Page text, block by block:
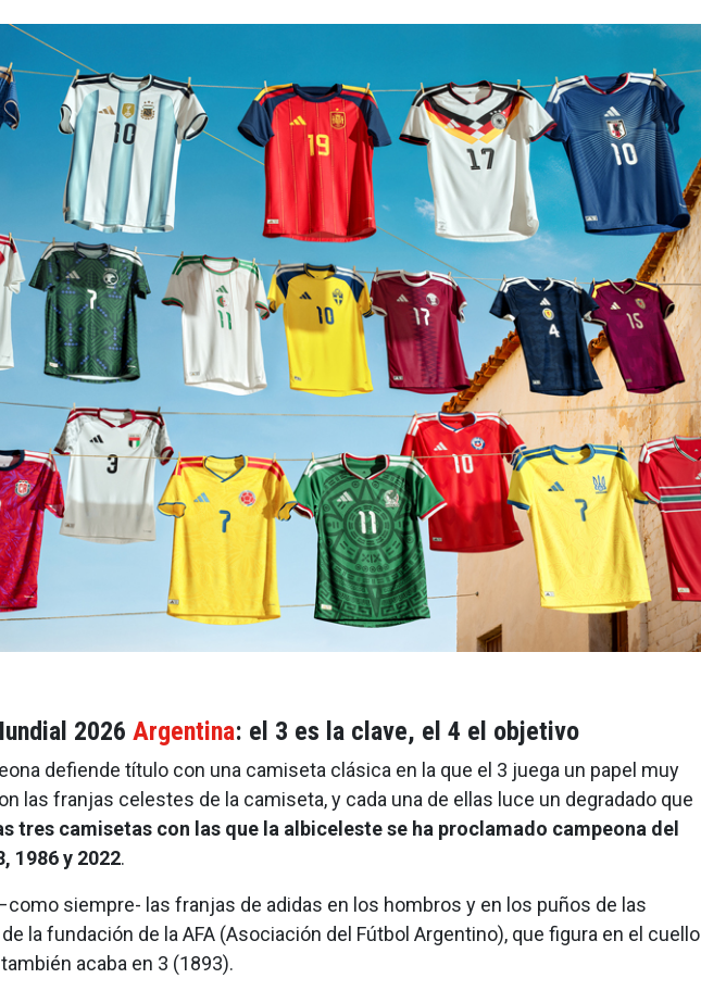
2026 Argentina: el 3 es la clave, el 4 el objetivo
defiende título con una camiseta clásica en la que el 3 juega un papel muy
las franjas celestes de la camiseta, y cada una de ellas luce un degradado que
tres camisetas con las que la albiceleste se ha proclamado campeona del
1986 y 2022.
siempre- las franjas de adidas en los hombros y en los puños de las
la fundación de la AFA (Asociación del Fútbol Argentino), que figura en el cuello
acaba en 3 (1893).